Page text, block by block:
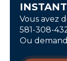
Vous avez
581-308-
Ou